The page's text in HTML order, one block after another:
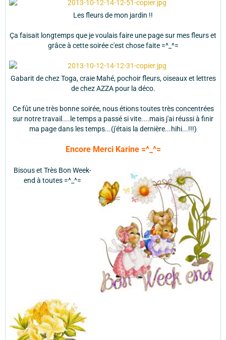
Les fleurs de mon jardin !!
Ça faisait longtemps que je voulais faire une page sur mes fleurs et
grâce à cette soirée c'est chose faite =^_^=
Gabarit de chez Toga, craie Mahé, pochoir fleurs, oiseaux et lettres
de chez AZZA pour la déco.
Ce fût une très bonne soirée, nous étions toutes très concentrées
sur notre travail....le temps a passé si vite....mais j'ai réussi à finir
ma page dans les temps...(j'étais la dernière...hihi...!!!)
Encore Merci Karine =^_^=
Bisous et Très Bon Week-
end à toutes =^_^=